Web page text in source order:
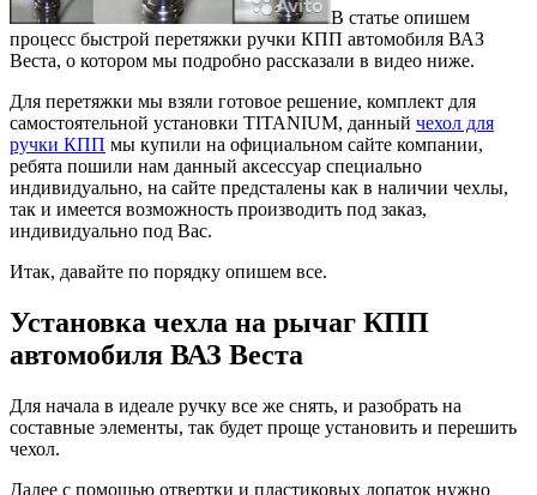
В статье опишем
процесс быстрой перетяжки ручки КПП автомобиля ВАЗ
Веста, о котором мы подробно рассказали в видео ниже.
Для перетяжки мы взяли готовое решение, комплект для
самостоятельной установки TITANIUM, данный чехол для
ручки КПП мы купили на официальном сайте компании,
ребята пошили нам данный аксессуар специально
индивидуально, на сайте предсталены как в наличии чехлы,
так и имеется возможность производить под заказ,
индивидуально под Вас.
Итак, давайте по порядку опишем все.
Установка чехла на рычаг КПП
автомобиля ВАЗ Веста
Для начала в идеале ручку все же снять, и разобрать на
составные элементы, так будет проще установить и перешить
чехол.
Далее с помощью отвертки и пластиковых лопаток нужно